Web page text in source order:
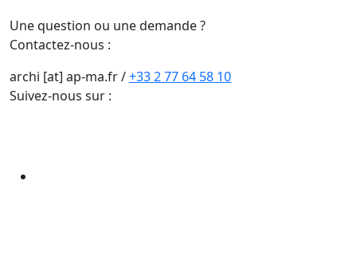
Une question ou une demande ?
Contactez-nous :
archi [at] ap-ma.fr/+33 2 77 64 58 10
Suivez-nous sur :